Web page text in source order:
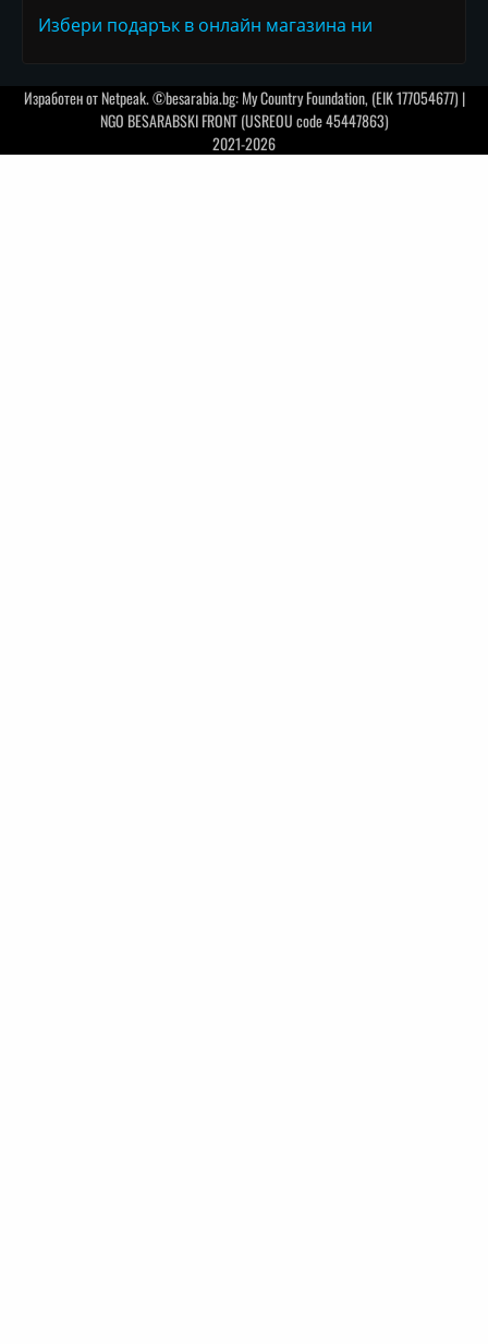
Избери подарък в онлайн магазина ни
Изработен отNetpeak. ©besarabia.bg: My Country Foundation, (EIK 177054677) |
NGO BESARABSKI FRONT (USREOU code 45447863)
2021-2026